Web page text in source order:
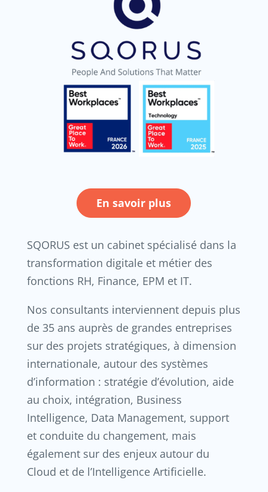
En savoir plus
SQORUS est un cabinet spécialisé dans la
transformation digitale et métier des
fonctions RH, Finance, EPM et IT.
Nos consultants interviennent depuis plus
de 35 ans auprès de grandes entreprises
sur des projets stratégiques, à dimension
internationale, autour des systèmes
d’information : stratégie d’évolution, aide
au choix, intégration, Business
Intelligence, Data Management, support
et conduite du changement, mais
également sur des enjeux autour du
Cloud et de l’Intelligence Artificielle.